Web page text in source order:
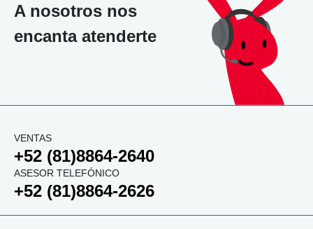
A nosotros nos
encanta atenderte
VENTAS
+52 (81)8864-2640
ASESOR TELEFÓNICO
+52 (81)8864-2626